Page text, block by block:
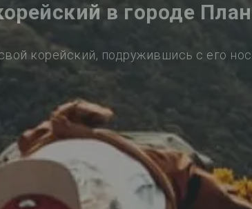
в городе
корейский, подружившись с его